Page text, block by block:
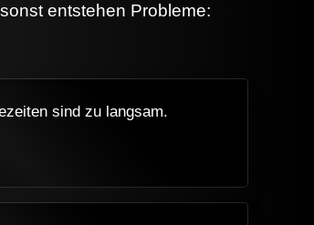
entstehen Probleme:
sind zu langsam.